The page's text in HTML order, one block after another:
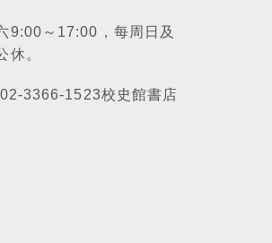
9:00～17:00，每周日及
休。
3366-1523校史館書店